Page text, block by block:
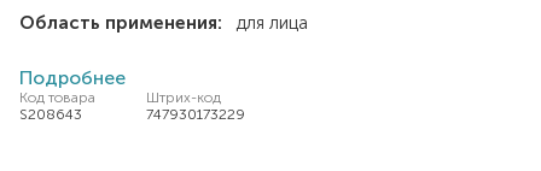
Область применения:
для лица
Подробнее
Код товара
S208643
Штрих-код
747930173229